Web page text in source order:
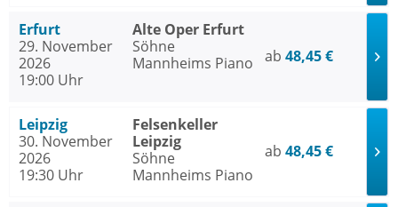
Erfurt
29. November
2026
19:00 Uhr
Alte Oper Erfurt
Söhne
Mannheims Piano
ab 48,45 €
Leipzig
30. November
2026
19:30 Uhr
Felsenkeller
Leipzig
Söhne
Mannheims Piano
ab 48,45 €